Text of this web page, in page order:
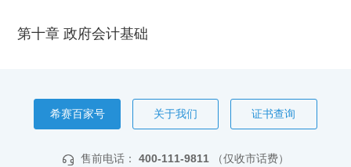
第十章 政府会计基础
希赛百家号 关于我们 证书查询
售前电话： 400-111-9811 （仅收市话费）